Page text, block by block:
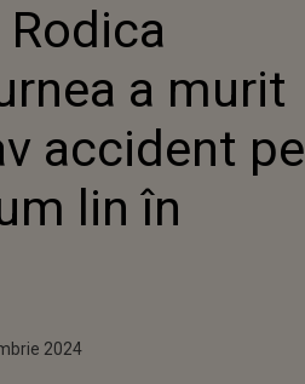
MURIT ÎNTR-UN GRAV
ACCIDENT PE DN15:
”DRUM LIN ÎN LUMINĂ”
a murit
accident pe
lin în
2024
2024